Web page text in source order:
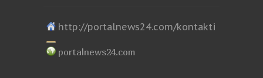
http://portalnews24.com/kontakti
portalnews24.com